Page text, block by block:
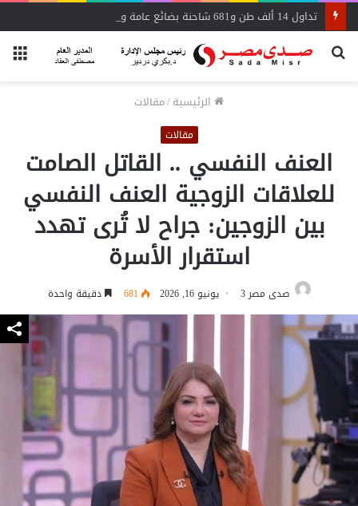
بحث
الرئيسية/مقالات
مقالات
العنف النفسي .. القاتل الصامت
للعلاقات الزوجية العنف النفسي
بين الزوجين: جراح لا تُرى تهدد
استقرار الأسرة
صدى مصر 3 يونيو 16, 2026 681 دقيقة واحدة